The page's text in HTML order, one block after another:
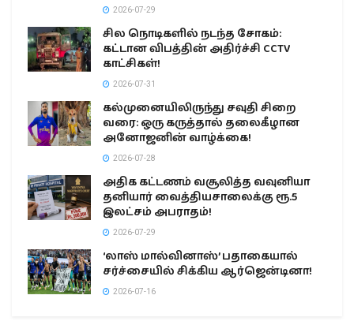
2026-07-29
சில நொடிகளில் நடந்த சோகம்:
கட்டான விபத்தின் அதிர்ச்சி CCTV
காட்சிகள்!
2026-07-31
கல்முனையிலிருந்து சவுதி சிறை
வரை: ஒரு கருத்தால் தலைகீழான
அனோஜனின் வாழ்க்கை!
2026-07-28
அதிக கட்டணம் வசூலித்த வவுனியா
தனியார் வைத்தியசாலைக்கு ரூ.5
இலட்சம் அபராதம்!
2026-07-29
‘லாஸ் மால்வினாஸ்’ பதாகையால்
சர்ச்சையில் சிக்கிய ஆர்ஜென்டினா!
2026-07-16